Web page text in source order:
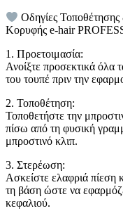
Οδηγίες
Κορυφής e-hair
1. Προετοιμασία:
Ανοίξτε προσεκτικά όλα
του τουπέ πριν την
2. Τοποθέτηση:
Τοποθετήστε την
πίσω από τη φυσική
μπροστινό κλιπ.
3. Στερέωση:
Ασκείστε ελαφριά πίεση
τη βάση ώστε να
κεφαλιού.